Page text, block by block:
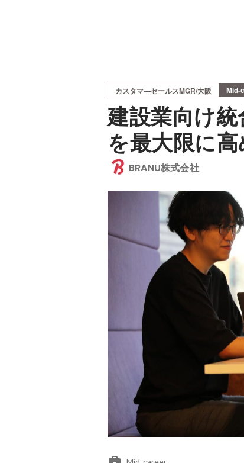
カスタマ―セールスMGR/大阪 Mid-
建設業向け
を最大限に高
BRANU株式会社